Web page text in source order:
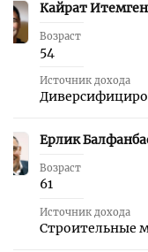
35 Кайрат
Возраст
54
Источник дохода
36 Ерлик
Возраст
61
Источник дохода
Строительные